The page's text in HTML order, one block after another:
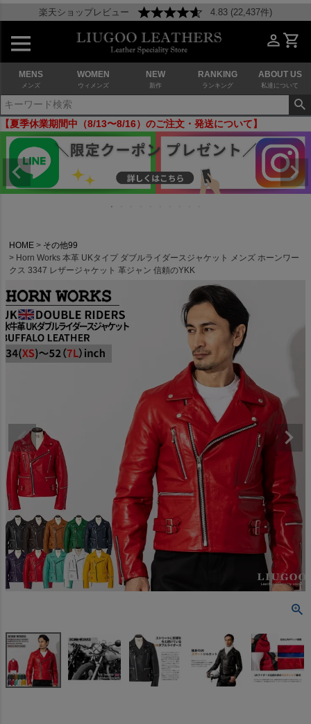
楽天ショップレビュー 4.83 (22,437件)
MENS
メンズ
WOMEN
ウィメンズ
NEW
新作
RANKING
ランキング
ABOUT US
私達について
【夏季休業期間中（8/13〜8/16）のご注文・発送について】
HOME
その他99
Horn Works 本革 UKタイプ ダブルライダースジャケット メンズ ホーンワー
クス 3347 レザージャケット 革ジャン 信頼のYKK